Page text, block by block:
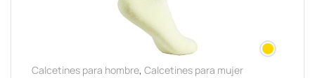
Calcetines para hombre, Calcetines para mujer